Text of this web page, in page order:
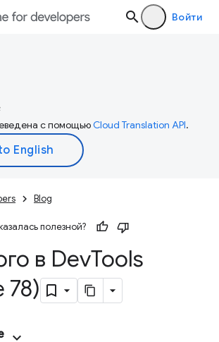
Войти
с помощьюCloud Translation API.
Blog
полезной?
в DevTools
78)